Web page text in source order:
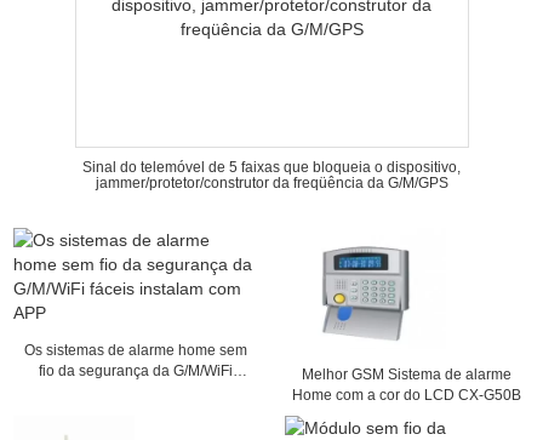
Sinal do telemóvel de 5 faixas que bloqueia o dispositivo,
jammer/protetor/construtor da freqüência da G/M/GPS
Os sistemas de alarme home sem
fio da segurança da G/M/WiFi
Melhor GSM Sistema de alarme
Home com a cor do LCD CX-G50B